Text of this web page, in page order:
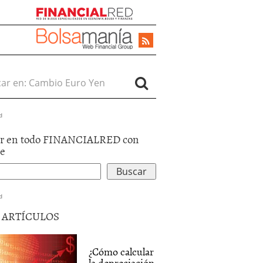
en:
en todo FINANCIALRED con
ARTÍCULOS
¿Cómo calcular